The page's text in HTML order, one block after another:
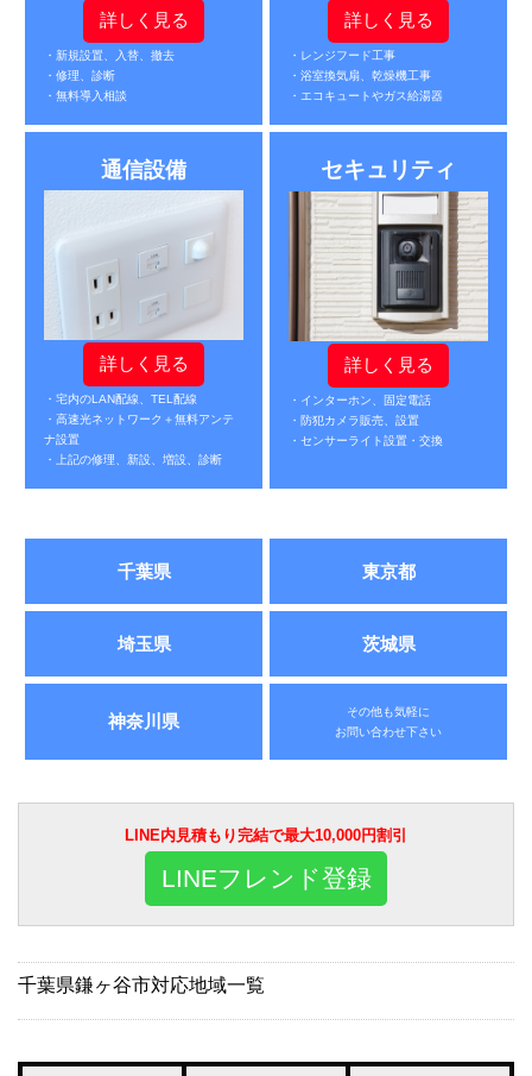
詳しく見る
・新規設置、入替、撤去
・修理、診断
・無料導入相談
詳しく見る
・レンジフード工事
・浴室換気扇、乾燥機工事
・エコキュートやガス給湯器
通信設備
詳しく見る
・宅内のLAN配線、TEL配線
・高速光ネットワーク＋無料アンテ
ナ設置
・上記の修理、新設、増設、診断
セキュリティ
詳しく見る
・インターホン、固定電話
・防犯カメラ販売、設置
・センサーライト設置・交換
千葉県 東京都
埼玉県 茨城県
神奈川県
その他も気軽に
お問い合わせ下さい
LINE内見積もり完結で最大10,000円割引
LINEフレンド登録
千葉県鎌ヶ谷市対応地域一覧